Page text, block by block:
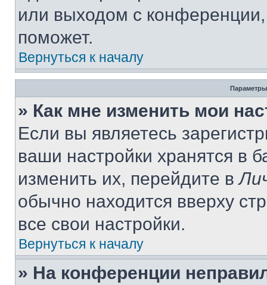
или выходом с
поможет.
Вернуться к началу
Параметры
» Как мне изменить мои
Если вы являетесь
ваши настройки хранятся в
изменить их, перейдите в
обычно находится вверху
все свои настройки.
Вернуться к началу
» На конференции